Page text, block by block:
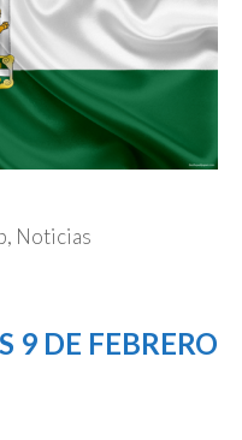
, Noticias
9 DE FEBRERO